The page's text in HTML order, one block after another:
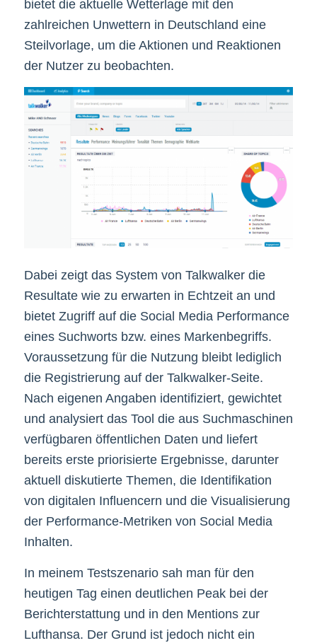
bietet die aktuelle Wetterlage mit den
zahlreichen Unwettern in Deutschland eine
Steilvorlage, um die Aktionen und Reaktionen
der Nutzer zu beobachten.
Dabei zeigt das System von Talkwalker die
Resultate wie zu erwarten in Echtzeit an und
bietet Zugriff auf die Social Media Performance
eines Suchworts bzw. eines Markenbegriffs.
Voraussetzung für die Nutzung bleibt lediglich
die Registrierung auf der Talkwalker-Seite.
Nach eigenen Angaben identifiziert, gewichtet
und analysiert das Tool die aus Suchmaschinen
verfügbaren öffentlichen Daten und liefert
bereits erste priorisierte Ergebnisse, darunter
aktuell diskutierte Themen, die Identifikation
von digitalen Influencern und die Visualisierung
der Performance-Metriken von Social Media
Inhalten.
In meinem Testszenario sah man für den
heutigen Tag einen deutlichen Peak bei der
Berichterstattung und in den Mentions zur
Lufthansa. Der Grund ist jedoch nicht ein